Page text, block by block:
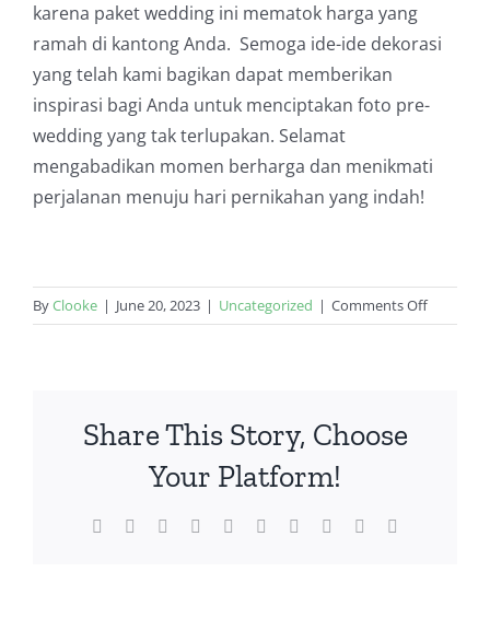
karena paket wedding ini mematok harga yang
ramah di kantong Anda. Semoga ide-ide dekorasi
yang telah kami bagikan dapat memberikan
inspirasi bagi Anda untuk menciptakan foto pre-
wedding yang tak terlupakan. Selamat
mengabadikan momen berharga dan menikmati
perjalanan menuju hari pernikahan yang indah!
ByClooke | June 20, 2023 | Uncategorized | Comments Offon
Dekorasi
Share This Story, Choose
Your Platform!
Facebook
TwitterReddit LinkedInWhatsApp
TumblrPinterest Xing